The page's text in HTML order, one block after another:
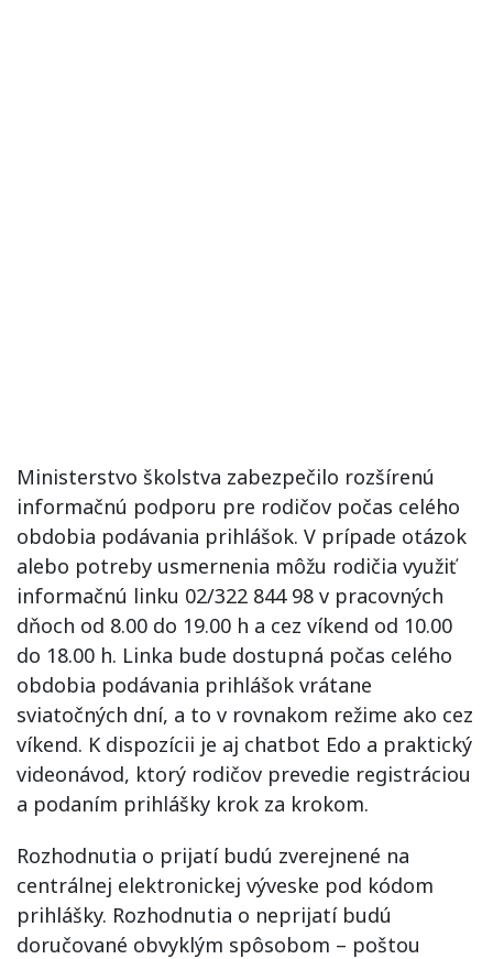
Ministerstvo školstva zabezpečilo rozšírenú
informačnú podporu pre rodičov počas celého
obdobia podávania prihlášok. V prípade otázok
alebo potreby usmernenia môžu rodičia využiť
informačnú linku 02/322 844 98 v pracovných
dňoch od 8.00 do 19.00 h a cez víkend od 10.00
do 18.00 h. Linka bude dostupná počas celého
obdobia podávania prihlášok vrátane
sviatočných dní, a to v rovnakom režime ako cez
víkend. K dispozícii je aj chatbot Edo a praktický
videonávod, ktorý rodičov prevedie registráciou
a podaním prihlášky krok za krokom.
Rozhodnutia o prijatí budú zverejnené na
centrálnej elektronickej výveske pod kódom
prihlášky. Rozhodnutia o neprijatí budú
doručované obvyklým spôsobom – poštou